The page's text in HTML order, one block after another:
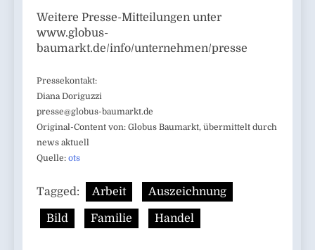
Weitere Presse-Mitteilungen unter
www.globus-
baumarkt.de/info/unternehmen/presse
Pressekontakt:
Diana Doriguzzi
presse@globus-baumarkt.de
Original-Content von: Globus Baumarkt, übermittelt durch
news aktuell
Quelle: ots
Tagged: Arbeit Auszeichnung
Bild Familie Handel